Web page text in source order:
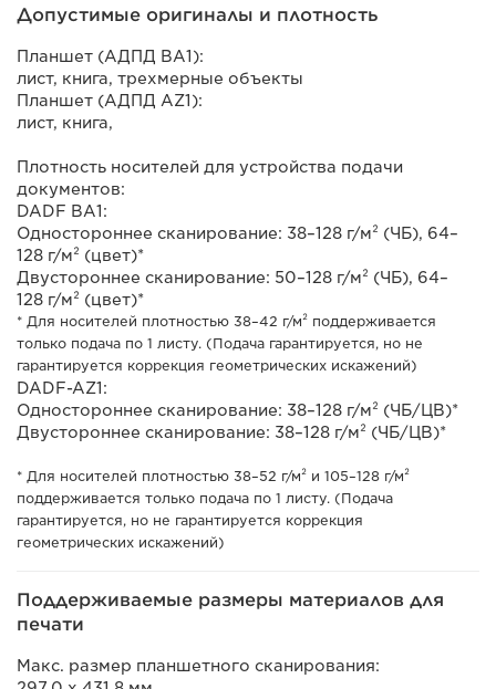
Допустимые оригиналы и плотность
Планшет (АДПД BA1):
лист, книга, трехмерные объекты
Планшет (АДПД AZ1):
лист, книга,
Плотность носителей для устройства подачи
документов:
DADF BA1:
Одностороннее сканирование: 38–128 г/м² (ЧБ), 64–
128 г/м² (цвет)*
Двустороннее сканирование: 50–128 г/м² (ЧБ), 64–
128 г/м² (цвет)*
* Для носителей плотностью 38–42 г/м² поддерживается
только подача по 1 листу. (Подача гарантируется, но не
гарантируется коррекция геометрических искажений)
DADF-AZ1:
Одностороннее сканирование: 38–128 г/м² (ЧБ/ЦВ)*
Двустороннее сканирование: 38–128 г/м² (ЧБ/ЦВ)*
* Для носителей плотностью 38–52 г/м² и 105–128 г/м²
поддерживается только подача по 1 листу. (Подача
гарантируется, но не гарантируется коррекция
геометрических искажений)
Поддерживаемые размеры материалов для
печати
Макс. размер планшетного сканирования: